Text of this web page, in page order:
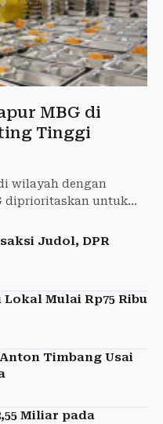
MBG di
Tinggi
wilayah dengan
diprioritaskan untuk
Judol, DPR
Mulai Rp75 Ribu
Timbang Usai
Miliar pada